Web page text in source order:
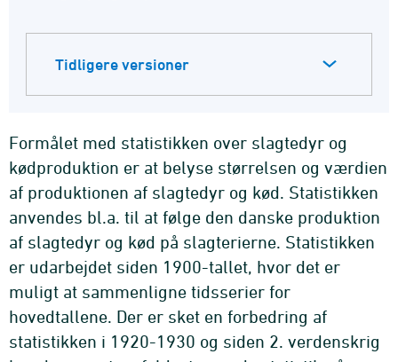
Tidligere versioner
Formålet med statistikken over slagtedyr og
kødproduktion er at belyse størrelsen og værdien
af produktionen af slagtedyr og kød. Statistikken
anvendes bl.a. til at følge den danske produktion
af slagtedyr og kød på slagterierne. Statistikken
er udarbejdet siden 1900-tallet, hvor det er
muligt at sammenligne tidsserier for
hovedtallene. Der er sket en forbedring af
statistikken i 1920-1930 og siden 2. verdenskrig